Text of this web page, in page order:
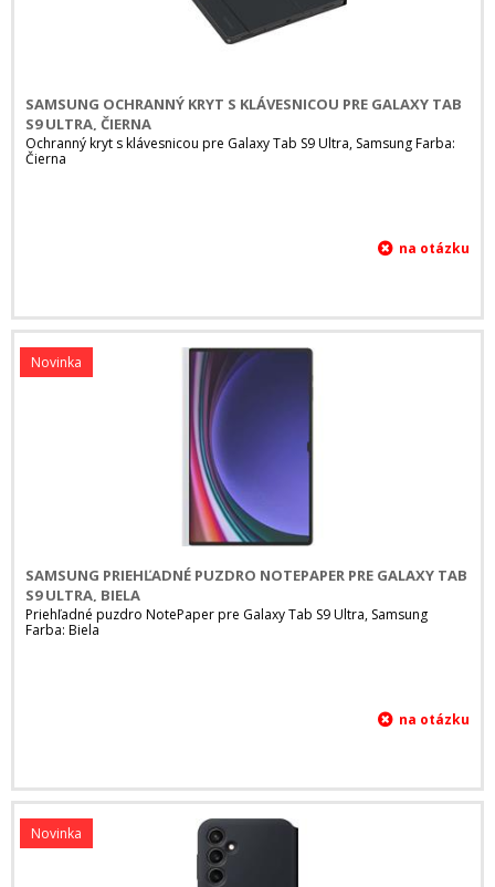
SAMSUNG OCHRANNÝ KRYT S KLÁVESNICOU PRE GALAXY TAB
S9 ULTRA, ČIERNA
Ochranný kryt s klávesnicou pre Galaxy Tab S9 Ultra, Samsung Farba:
Čierna
SAMSUNG PRIEHĽADNÉ PUZDRO NOTEPAPER PRE GALAXY TAB
S9 ULTRA, BIELA
Priehľadné puzdro NotePaper pre Galaxy Tab S9 Ultra, Samsung
Farba: Biela
Novinka
Novinka